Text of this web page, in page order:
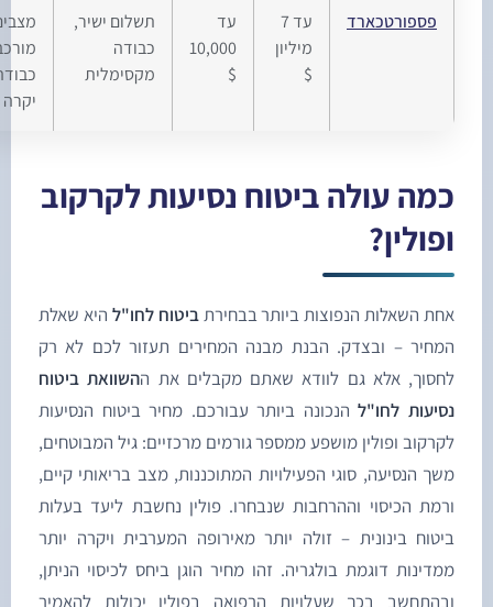
פספורטכארד
10,000
תשלום ישיר,
כבודה
מקסימלית
מצבים
מורכבים,
עולה ביטוח נסיעות לקרקוב
השאלות הנפוצות ביותר בבחירתביטוח לחו"ל היא שאלת
– ובצדק. הבנת מבנה המחירים תעזור לכם לא רק
אלא גם לוודא שאתם מקבלים את ה השוואת ביטוח
לחו"ל הנכונה ביותר עבורכם. מחיר ביטוח הנסיעות
ופולין מושפע ממספר גורמים מרכזיים: גיל המבוטחים,
הנסיעה, סוגי הפעילויות המתוכננות, מצב בריאותי קיים,
הכיסוי וההרחבות שנבחרו. פולין נחשבת ליעד בעלות
בינונית – זולה יותר מאירופה המערבית ויקרה יותר
דוגמת בולגריה. זהו מחיר הוגן ביחס לכיסוי הניתן,
בכך שעלויות הרפואה בפולין יכולות להאמיר